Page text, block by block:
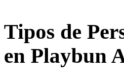
Tipos de
en Playbun